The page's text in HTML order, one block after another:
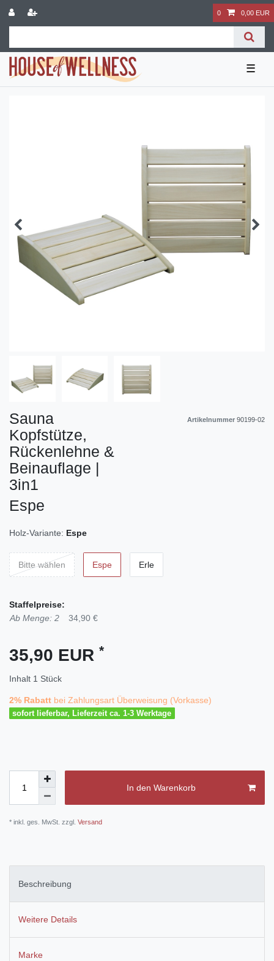
0 0,00 EUR
☰
Sauna
Kopfstütze,
Rückenlehne &
Beinauflage |
3in1
Espe
Artikelnummer 90199-02
Holz-Variante: Espe
Bitte wählen Espe Erle
Staffelpreise:
Ab Menge: 2
34,90 €
35,90 EUR *
Inhalt 1 Stück
2% Rabatt bei Zahlungsart Überweisung (Vorkasse)
sofort lieferbar, Lieferzeit ca. 1-3 Werktage
In den Warenkorb
* inkl. ges. MwSt. zzgl. Versand
Beschreibung
Weitere Details
Marke